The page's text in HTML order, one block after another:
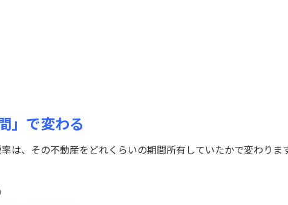
」で変わる
は、その不動産をどれくらいの期間所有していたかで変わりま